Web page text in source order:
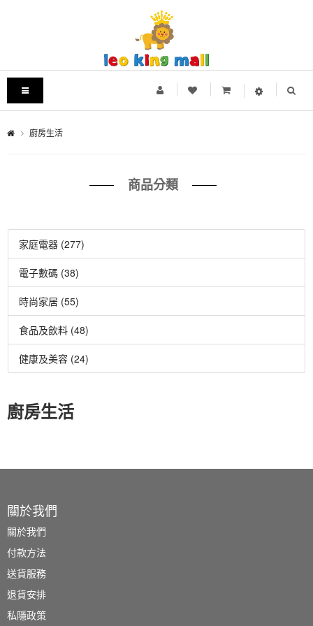
廚房生活
商品分類
家庭電器 (277)
電子數碼 (38)
時尚家居 (55)
食品及飲料 (48)
健康及美容 (24)
廚房生活
關於我們
關於我們
付款方法
送貨服務
退貨安排
私隱政策